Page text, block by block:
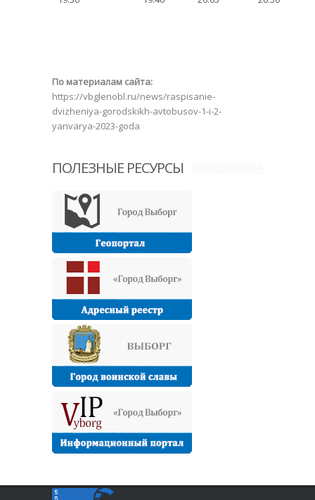
По материалам сайта:
https://vbglenobl.ru/news/raspisanie-
dvizheniya-gorodskikh-avtobusov-1-i-2-
yanvarya-2023-goda
ПОЛЕЗНЫЕ РЕСУРСЫ